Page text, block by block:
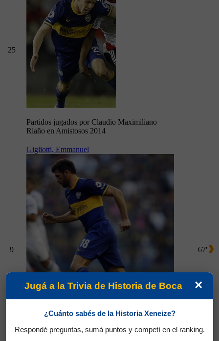
25
Partidos jugados por Claudio Maximiliano
Riaño en Amistosos 2014
9
Gigliotti, Emmanuel
Partidos jugados por Emmanuel Gigliotti en
67'
×
Jugá a la Trivia de Historia de Boca
¿Cuánto sabés de la Historia Xeneize?
Respondé preguntas, sumá puntos y competí en el ranking.